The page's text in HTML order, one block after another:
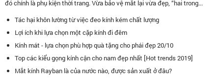
đó chính là phụ kiện thời trang. Vừa bảo vệ mắt lại vừa đẹp, “hai trong...
Tác hại khôn lường từ việc đeo kính kém chất lượng
Lợi ích khi lựa chọn một cặp kính đi đêm
Kính mát - lựa chọn phù hợp quà tặng cho phái đẹp 20/10
Top các kiểu gọng kính cận cho nam đẹp nhất [Hot trends 2019]
Mắt kính Rayban là của nước nào, được sản xuất ở đâu?